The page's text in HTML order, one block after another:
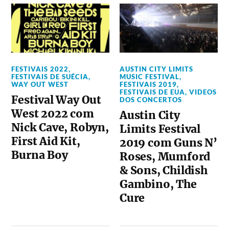
FESTIVAIS 2022,
FESTIVAIS DE SUÉCIA,
WAY OUT WEST
Festival Way Out
West 2022 com
Nick Cave, Robyn,
First Aid Kit,
Burna Boy
AUSTIN CITY LIMITS
MUSIC FESTIVAL,
FESTIVAIS 2019,
FESTIVAIS DE EUA,VIDEOS
DOS CONCERTOS
Austin City
Limits Festival
2019 com Guns N’
Roses, Mumford
& Sons, Childish
Gambino, The
Cure